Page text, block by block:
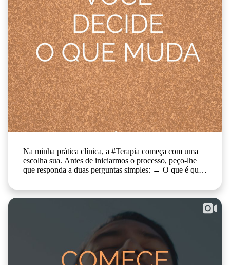
Na minha prática clínica, a #Terapia começa com uma
escolha sua. Antes de iniciarmos o processo, peço-lhe
que responda a duas perguntas simples: → O que é que
sentir com a terapia? São os seus objectivos terapêuticos
— e só você os pode definir. Não é a #Psicóloga que
onde queremos ir, a mudança tem uma direcção e é
muito mais fácil reconhecê-la quando acontece. Guarde
esta publicação e reflicta sobre as 2 perguntas. O que
responderia?